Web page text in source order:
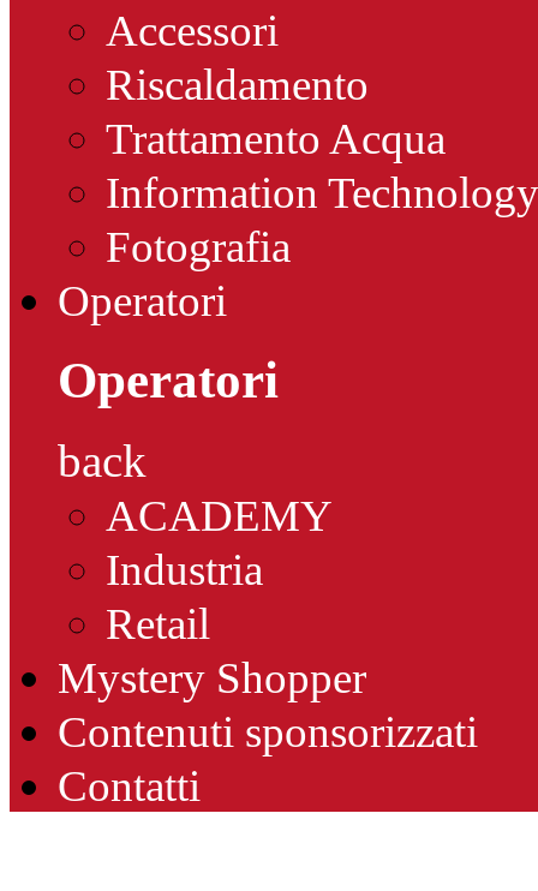
Accessori
Riscaldamento
Trattamento Acqua
Information Technology
Fotografia
Operatori
Operatori
back
ACADEMY
Industria
Retail
Mystery Shopper
Contenuti sponsorizzati
Contatti